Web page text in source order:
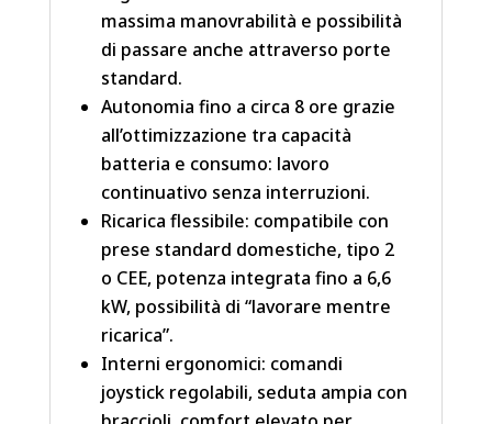
massima manovrabilità e possibilità
di passare anche attraverso porte
standard.
Autonomia fino a circa 8 ore grazie
all’ottimizzazione tra capacità
batteria e consumo: lavoro
continuativo senza interruzioni.
Ricarica flessibile: compatibile con
prese standard domestiche, tipo 2
o CEE, potenza integrata fino a 6,6
kW, possibilità di “lavorare mentre
ricarica”.
Interni ergonomici: comandi
joystick regolabili, seduta ampia con